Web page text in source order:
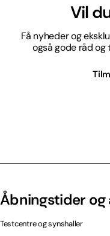
Vil
Få nyheder og
også gode råd
Åbningstider og
Testcentre og synshaller